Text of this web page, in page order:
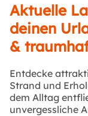
Aktuelle
deinen
&
Entdecke
Strand und
dem Alltag
unvergessliche